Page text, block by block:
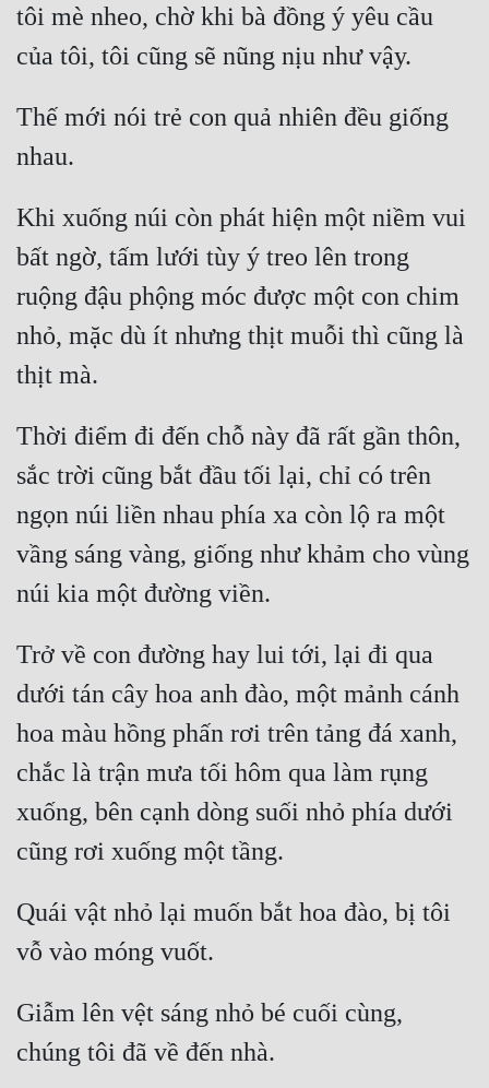
Sắc
Sủng
Thanh Xuân
Tiên Hiệp
Tiểu Thuyết
Trinh Thám
Triều Đấu
Trùng Sinh
Trọng Sinh
Tu Chân
Tu Tiên
Tội Phạm
Vô Địch
Võ Hiệp
Võng Du
Xuyên Không
Xuyên Nhanh
Xuyên Sách
Xuyên Thư
Điền Văn
Đông Phương
tôi mè nheo, chờ khi bà đồng ý yêu cầu
Thế mới nói trẻ con quả nhiên đều giống
Khi xuống núi còn phát hiện một niềm vui
bất ngờ, tấm lưới tùy ý treo lên trong
ruộng đậu phộng móc được một con chim
nhỏ, mặc dù ít nhưng thịt muỗi thì cũng là
Thời điểm đi đến chỗ này đã rất gần thôn,
sắc trời cũng bắt đầu tối lại, chỉ có trên
ngọn núi liền nhau phía xa còn lộ ra một
vầng sáng vàng, giống như khảm cho vùng
Trở về con đường hay lui tới, lại đi qua
dưới tán cây hoa anh đào, một mảnh cánh
hoa màu hồng phấn rơi trên tảng đá xanh,
chắc là trận mưa tối hôm qua làm rụng
xuống, bên cạnh dòng suối nhỏ phía dưới
Quái vật nhỏ lại muốn bắt hoa đào, bị tôi
Giẫm lên vệt sáng nhỏ bé cuối cùng,